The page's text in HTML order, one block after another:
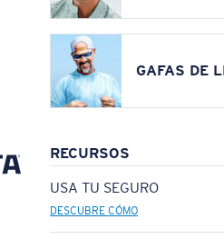
GAFAS DE
RECURSOS
USA TU SEGURO
DESCUBRE CÓMO